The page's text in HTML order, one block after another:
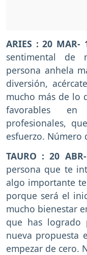
ARIES : 20 MAR-
sentimental de
persona anhela
diversión,
mucho más de lo
favorables en
profesionales,
esfuerzo. Número
TAURO : 20
persona que te
algo importante
porque será el
mucho bienestar
que has logrado
nueva propuesta
empezar de cero.